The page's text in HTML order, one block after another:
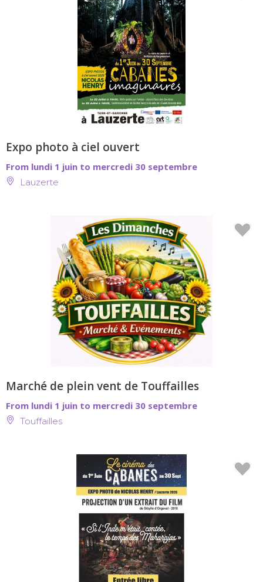
Expo photo à ciel ouvert
From lundi 1 juin to mercredi 30 septembre
Lauzerte
Marché de plein vent de Touffailles
From lundi 1 juin to mercredi 30 septembre
Touffailles